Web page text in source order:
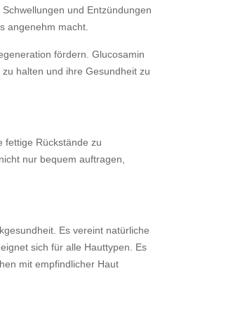
und Entzündungen
angenehm macht.
fördern. Glucosamin
halten und ihre Gesundheit zu
fettige Rückstände zu
nur bequem auftragen,
Es vereint natürliche
sich für alle Hauttypen. Es
mit empfindlicher Haut